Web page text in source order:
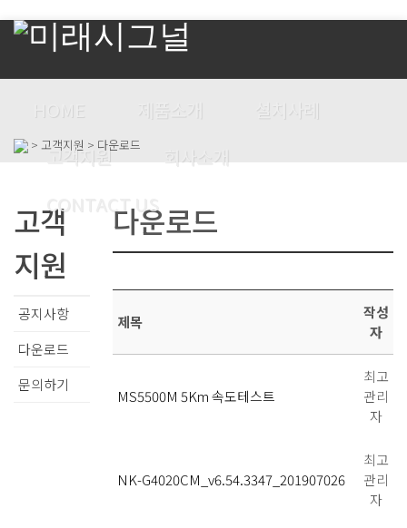
HOME 제품소개
설치사례
고객지원
회사소개
CONTACT US
> 고객지원 > 다운로드
다운로드
제목
작성
자
MS5500M 5Km 속도테스트
최고
관리
자
NK-G4020CM_v6.54.3347_201907026
최고
관리
자
고객
지원
공지사항
다운로드
문의하기